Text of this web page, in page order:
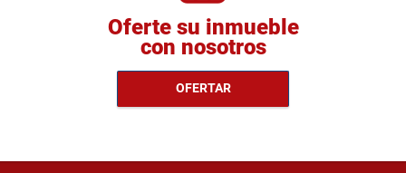
Oferte su inmueble
con nosotros
OFERTAR